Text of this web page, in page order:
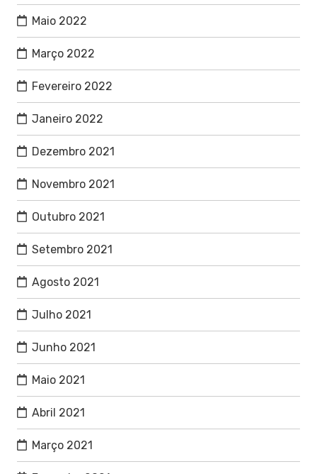
Maio 2022
Março 2022
Fevereiro 2022
Janeiro 2022
Dezembro 2021
Novembro 2021
Outubro 2021
Setembro 2021
Agosto 2021
Julho 2021
Junho 2021
Maio 2021
Abril 2021
Março 2021